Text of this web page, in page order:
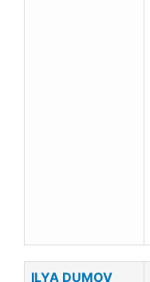
ILYA DUMOV